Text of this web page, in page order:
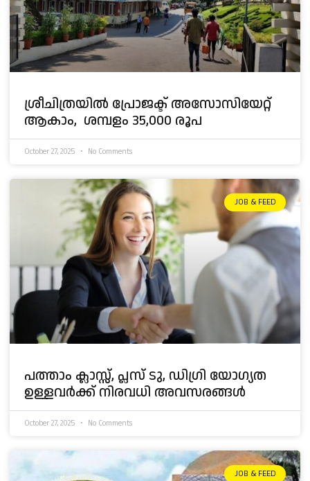
ശ്രീചിത്രയിൽ പ്രോജക്ട് അസോസിയേറ്റ്
ആകാം, ശമ്പളം 35,000 രൂപ
October 27, 2025 No Comments
JOB & FEED
പത്താം ക്ലാസ്സ്‌, പ്ലസ് ടു, ഡിഗ്രി യോഗ്യത
ഉള്ളവർക്ക് നിരവധി അവസരങ്ങൾ
October 27, 2025 No Comments
JOB & FEED